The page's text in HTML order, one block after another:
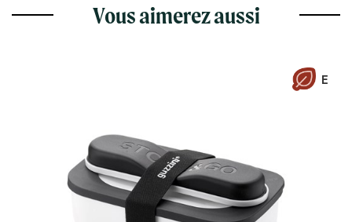
Vous aimerez aussi
E